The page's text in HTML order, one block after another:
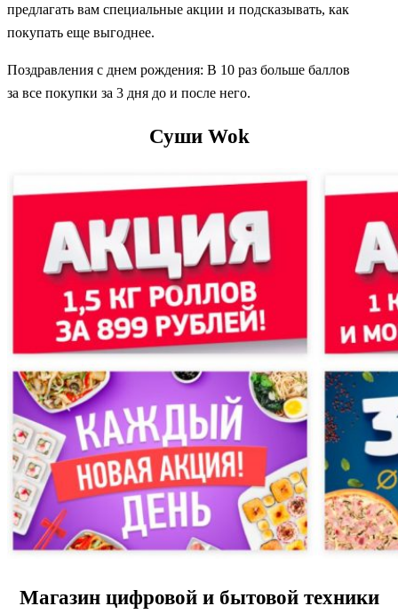
предлагать вам специальные акции и подсказывать, как
покупать еще выгоднее.
Поздравления с днем рождения: В 10 раз больше баллов
за все покупки за 3 дня до и после него.
Суши Wok
Магазин цифровой и бытовой техники